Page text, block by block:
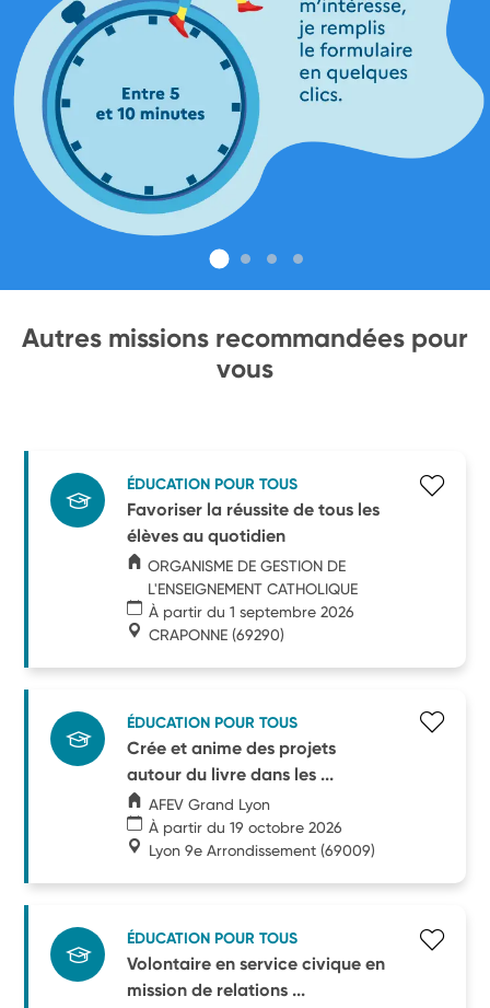
Autres missions recommandées pour
vous
ÉDUCATION POUR TOUS
Favoriser la réussite de tous les
élèves au quotidien
ORGANISME DE GESTION DE
L'ENSEIGNEMENT CATHOLIQUE
À partir du 1 septembre 2026
CRAPONNE (69290)
ÉDUCATION POUR TOUS
Crée et anime des projets
autour du livre dans les ...
AFEV Grand Lyon
À partir du 19 octobre 2026
Lyon 9e Arrondissement (69009)
ÉDUCATION POUR TOUS
Volontaire en service civique en
mission de relations ...